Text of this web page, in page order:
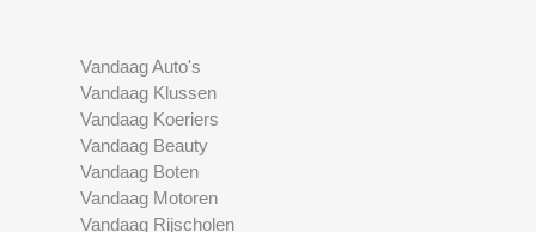
Vandaag Auto's
Vandaag Klussen
Vandaag Koeriers
Vandaag Beauty
Vandaag Boten
Vandaag Motoren
Vandaag Rijscholen